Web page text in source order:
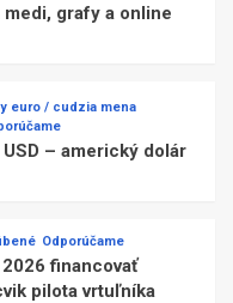
medi, grafy a online
euro / cudzia mena
USD – americký dolár
Odporúčame
financovať
pilota vrtuľníka